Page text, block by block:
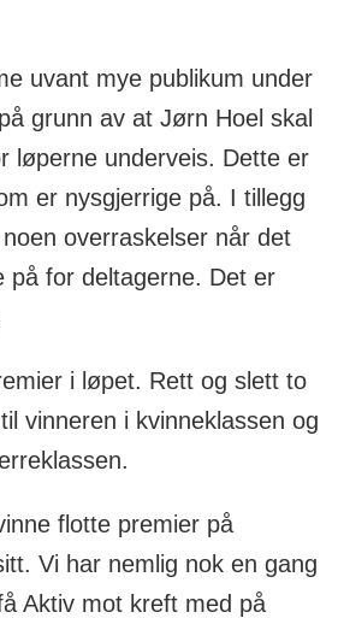
uvant mye publikum under
grunn av at Jørn Hoel skal
løperne underveis. Dette er
er nysgjerrige på. I tillegg
overraskelser når det
på for deltagerne. Det er
i løpet. Rett og slett to
vinneren i kvinneklassen og
flotte premier på
Vi har nemlig nok en gang
Aktiv mot kreft med på